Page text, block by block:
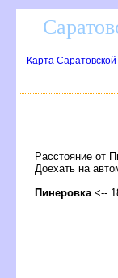
Карта Саратовской
Расстояние от
Доехать на
Пинеровка <--